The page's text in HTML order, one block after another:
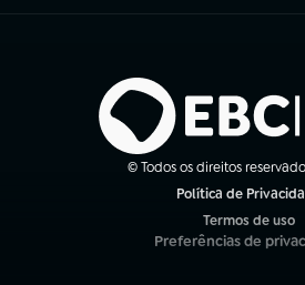
© Todos os direitos
Política de
Termos de uso
(abre em nova
Preferências de